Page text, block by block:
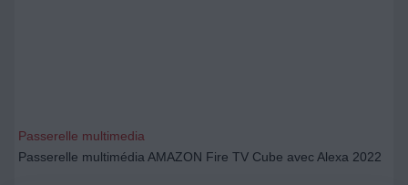
Passerelle multimedia
Passerelle multimédia AMAZON Fire TV Cube avec Alexa 2022